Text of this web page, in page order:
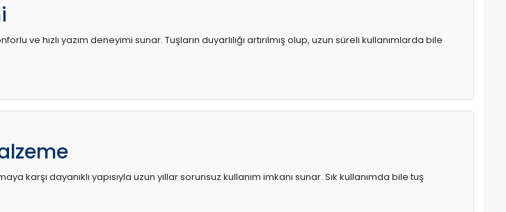
ve hızlı yazım deneyimi sunar. Tuşların duyarlılığı artırılmış olup, uzun süreli kullanımlarda bile
karşı dayanıklı yapısıyla uzun yıllar sorunsuz kullanım imkanı sunar. Sık kullanımda bile tuş